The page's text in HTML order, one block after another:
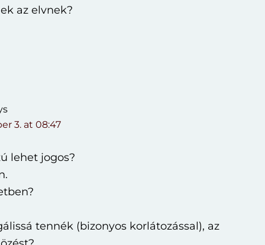
az elvnek?
3. at 08:47
lehet jogos?
tennék (bizonyos korlátozással), az